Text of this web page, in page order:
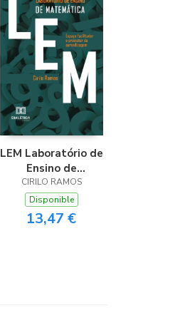
LEM Laboratório de
Ensino de
Matemática
CIRILO RAMOS
Disponible
13,47 €